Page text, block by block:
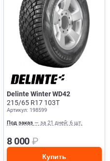
Delinte Winter WD42
215/65 R17 103T
Артикул: 198599
Под заказ — за 21 дней: 6 шт.
8 000 ₽
Купить